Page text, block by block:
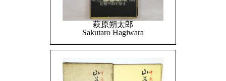
萩原朔太郎
Sakutaro Hagiwara